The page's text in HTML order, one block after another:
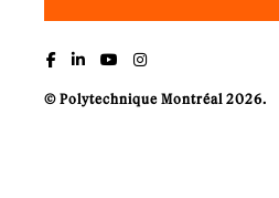
© Polytechnique Montréal 2026.